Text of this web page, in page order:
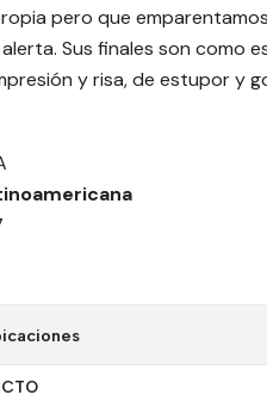
pero que
Sus finales son como
y risa, de estupor y